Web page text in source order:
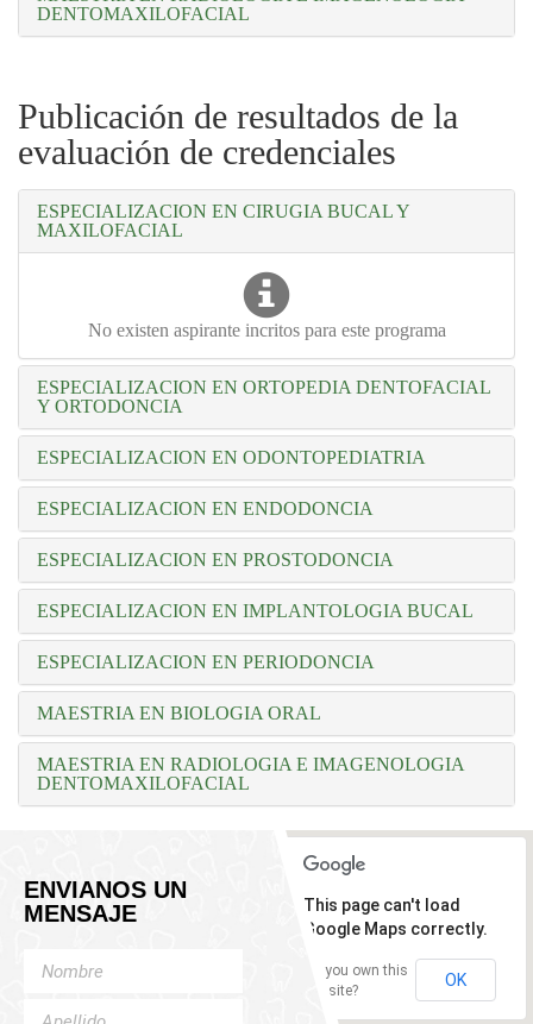
DENTOMAXILOFACIAL
Publicación de resultados de la
evaluación de credenciales
ESPECIALIZACION EN CIRUGIA BUCAL Y
MAXILOFACIAL
No existen aspirante incritos para este programa
ESPECIALIZACION EN ORTOPEDIA DENTOFACIAL
Y ORTODONCIA
ESPECIALIZACION EN ODONTOPEDIATRIA
ESPECIALIZACION EN ENDODONCIA
ESPECIALIZACION EN PROSTODONCIA
ESPECIALIZACION EN IMPLANTOLOGIA BUCAL
ESPECIALIZACION EN PERIODONCIA
MAESTRIA EN BIOLOGIA ORAL
MAESTRIA EN RADIOLOGIA E IMAGENOLOGIA
DENTOMAXILOFACIAL
ENVIANOS UN
MENSAJE
This page can't load
Google Maps correctly.
Do you own this
website?
OK